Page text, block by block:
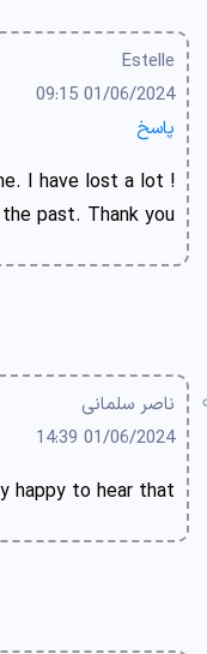
Estelle
01/06/2024 09:15
پاسخ
I have lost a lot
past. Thank you
ناصر سلمانی
01/06/2024 14:39
happy to hear that